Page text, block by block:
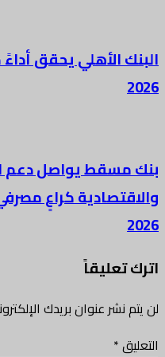
يحقق أداءً
يواصل دعم
كراعٍ مصرفي
عنوان بريدك الإلكتروني.